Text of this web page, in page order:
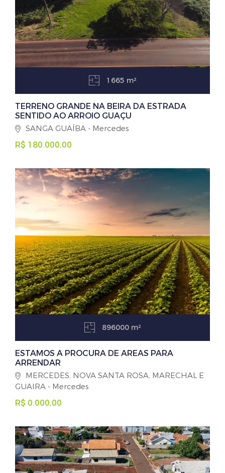
1665 m²
TERRENO GRANDE NA BEIRA DA ESTRADA
SENTIDO AO ARROIO GUAÇU
SANGA GUAÍBA - Mercedes
R$ 180.000,00
896000 m²
ESTAMOS A PROCURA DE AREAS PARA
ARRENDAR
MERCEDES, NOVA SANTA ROSA, MARECHAL E
GUAIRA - Mercedes
R$ 0.000,00